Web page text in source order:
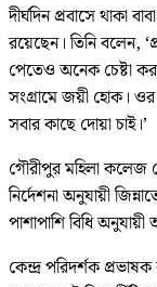
দীর্ঘদিন প্রবাসে থাকা
রয়েছেন। তিনি বলেন,
পেতেও অনেক চেষ্টা
সংগ্রামে জয়ী হোক।
সবার কাছে দোয়া চাই।’
গৌরীপুর মহিলা কলেজ
নির্দেশনা অনুযায়ী
পাশাপাশি বিধি
কেন্দ্র পরিদর্শক